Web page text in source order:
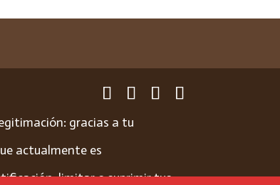
gracias a tu
actualmente es
limitar o suprimir tus